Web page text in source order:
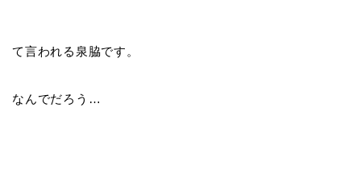
て言われる泉脇です。
なんでだろう…